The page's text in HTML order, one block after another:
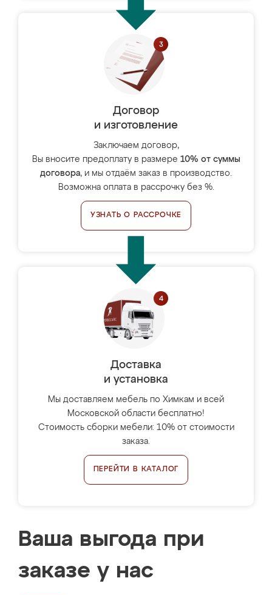
Договор
и изготовление
Заключаем договор,
Вы вносите предоплату в размере 10% от суммы
договора, и мы отдаём заказ в производство.
Возможна оплата в рассрочку без %.
УЗНАТЬ О РАССРОЧКЕ
Доставка
и установка
Мы доставляем мебель по Химкам и всей
Московской области бесплатно!
Стоимость сборки мебели: 10% от стоимости
заказа.
ПЕРЕЙТИ В КАТАЛОГ
Ваша выгода при
заказе у нас